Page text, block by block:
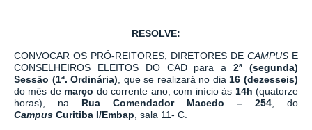
RESOLVE:
CONVOCAR OS PRÓ-REITORES, DIRETORES DE CAMPUS E
CONSELHEIROS ELEITOS DO CAD para a 2ª (segunda)
Sessão (1ª. Ordinária) , que se realizará no dia 16 (dezesseis)
do mês de março do corrente ano, com início às 14h(quatorze
horas), na Rua Comendador Macedo – 254 , do
Campus Curitiba I/Embap , sala 11- C.